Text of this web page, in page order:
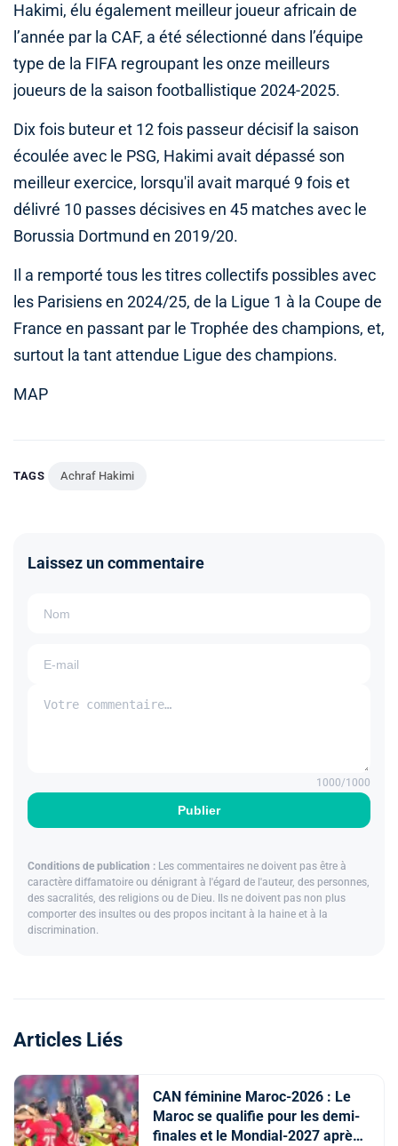
Hakimi, élu également meilleur joueur africain de
l’année par la CAF, a été sélectionné dans l’équipe
type de la FIFA regroupant les onze meilleurs
joueurs de la saison footballistique 2024-2025.
Dix fois buteur et 12 fois passeur décisif la saison
écoulée avec le PSG, Hakimi avait dépassé son
meilleur exercice, lorsqu'il avait marqué 9 fois et
délivré 10 passes décisives en 45 matches avec le
Borussia Dortmund en 2019/20.
Il a remporté tous les titres collectifs possibles avec
les Parisiens en 2024/25, de la Ligue 1 à la Coupe de
France en passant par le Trophée des champions, et,
surtout la tant attendue Ligue des champions.
MAP
TAGS Achraf Hakimi
Laissez un commentaire
Publier
1000/1000
Conditions de publication : Les commentaires ne doivent pas être à
caractère diffamatoire ou dénigrant à l'égard de l'auteur, des personnes,
des sacralités, des religions ou de Dieu. Ils ne doivent pas non plus
comporter des insultes ou des propos incitant à la haine et à la
discrimination.
Articles Liés
CAN féminine Maroc-2026 : Le
Maroc se qualifie pour les demi-
finales et le Mondial-2027 après